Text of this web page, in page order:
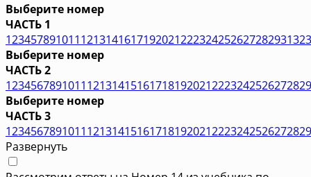
Выберите номер
ЧАСТЬ 1
123457891011121314161719202122232425262728293132
Выберите номер
ЧАСТЬ 2
1234567891011121314151617181920212223242526272829
Выберите номер
ЧАСТЬ 3
1234567891011121314151617181920212223242526272829
Развернуть